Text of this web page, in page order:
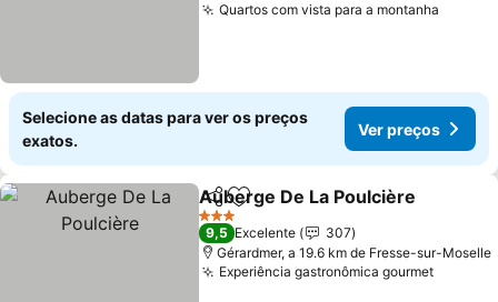
Quartos com vista para a montanha
Selecione as datas para ver os preços
exatos.
Ver preços
PartilharAdicionar aos favoritos
Auberge De La Poulcière
3 Estrelas
9,5 Excelente
307
Gérardmer, a 19.6 km de Fresse-sur-Moselle
Experiência gastronômica gourmet